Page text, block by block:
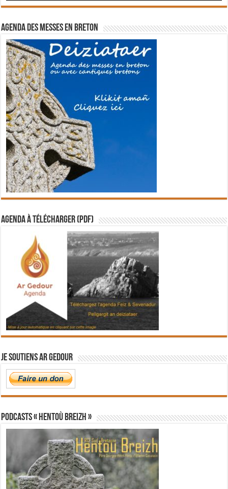
Agenda des messes en breton
Agenda à télécharger (PDF)
Je soutiens Ar Gedour
PODCASTS « Hentoù Breizh »